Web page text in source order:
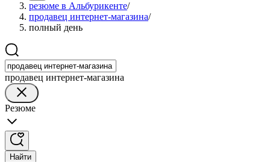
резюме в Альбурикенте/
продавец интернет-магазина/
полный день
продавец интернет-магазина
Резюме
Найти